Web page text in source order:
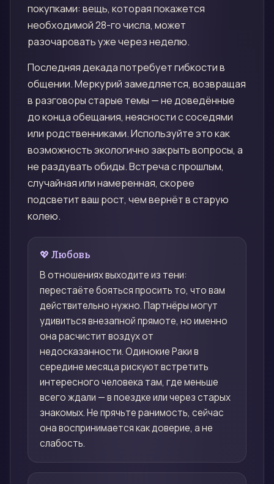
покупками: вещь, которая покажется
необходимой 28-го числа, может
разочаровать уже через неделю.
Последняя декада потребует гибкости в
общении. Меркурий замедляется, возвращая
в разговоры старые темы — не доведённые
до конца обещания, неясности с соседями
или родственниками. Используйте это как
возможность экологично закрыть вопросы, а
не раздувать обиды. Встреча с прошлым,
случайная или намеренная, скорее
подсветит ваш рост, чем вернёт в старую
колею.
💖 Любовь
В отношениях выходите из тени:
перестаёте бояться просить то, что вам
действительно нужно. Партнёры могут
удивиться внезапной прямоте, но именно
она расчистит воздух от
недосказанности. Одинокие Раки в
середине месяца рискуют встретить
интересного человека там, где меньше
всего ждали — в поездке или через старых
знакомых. Не прячьте ранимость, сейчас
она воспринимается как доверие, а не
слабость.